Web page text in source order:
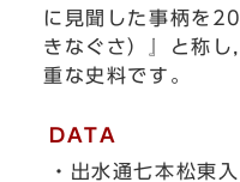
に見聞した事柄を
きなぐさ）』と称
重な史料です。
DATA
・出水通七本松東